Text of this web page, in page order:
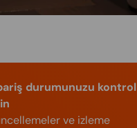
durumunuzu kontrol
ve izleme